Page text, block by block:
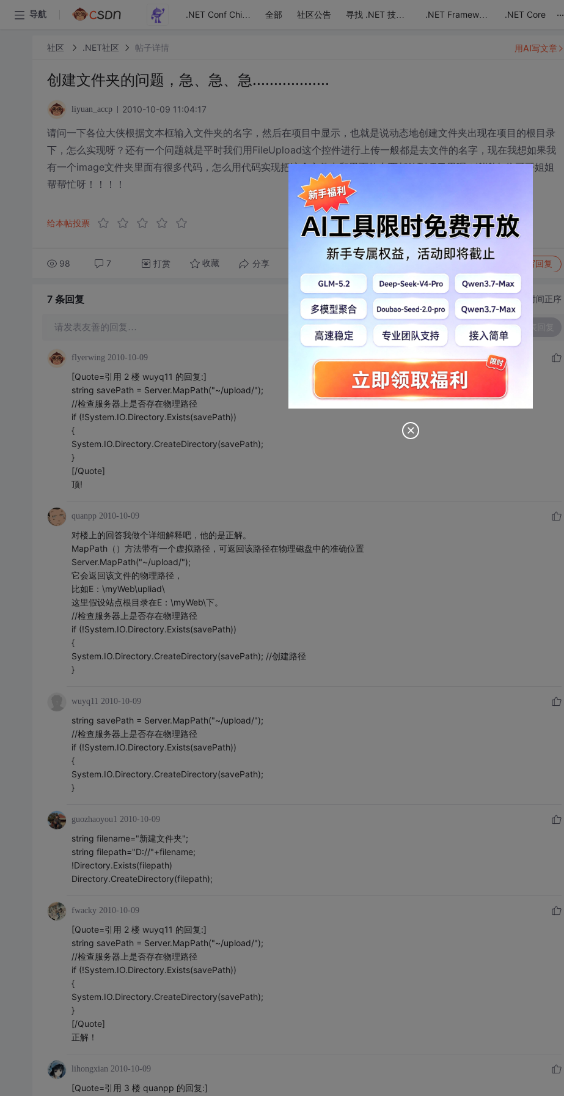
导航 .NET Conf China 全部 社区公告 寻找 .NET 技术达人 .NET Framework .NET Core ...
社区 .NET社区 帖子详情
创建文件夹的问题，急、急、急..................
liyuan_accp 2010-10-09 11:04:17
请问一下各位大侠根据文本框输入文件夹的名字，然后在项目中显示，也就是说动态地创建文件夹出现在项目的根目录
下，怎么实现呀？还有一个问题就是平时我们用FileUpload这个控件进行上传一般都是去文件的名字，现在我想如果我
有一个image文件夹里面有很多代码，怎么用代码实现把这个文件夹和里面的东西都放到项目里呢？谢谢各位哥哥姐姐
帮帮忙呀！！！！
给本帖投票
98 7 打赏 收藏 分享 转发到动态 举报 写回复
用AI写文章
7 条回复 切换为时间正序
请发表友善的回复… 发表回复
flyerwing 2010-10-09
[Quote=引用 2 楼 wuyq11 的回复:]
string savePath = Server.MapPath("~/upload/");
//检查服务器上是否存在物理路径
if (!System.IO.Directory.Exists(savePath))
{
System.IO.Directory.CreateDirectory(savePath);
}
[/Quote]
顶!
quanpp 2010-10-09
对楼上的回答我做个详细解释吧，他的是正解。
MapPath（）方法带有一个虚拟路径，可返回该路径在物理磁盘中的准确位置
Server.MapPath("~/upload/");
它会返回该文件的物理路径，
比如E：\myWeb\upliad\
这里假设站点根目录在E：\myWeb\下。
//检查服务器上是否存在物理路径
if (!System.IO.Directory.Exists(savePath))
{
System.IO.Directory.CreateDirectory(savePath); //创建路径
}
wuyq11 2010-10-09
string savePath = Server.MapPath("~/upload/");
//检查服务器上是否存在物理路径
if (!System.IO.Directory.Exists(savePath))
{
System.IO.Directory.CreateDirectory(savePath);
}
guozhaoyou1 2010-10-09
string filename="新建文件夹";
string filepath="D://"+filename;
!Directory.Exists(filepath)
Directory.CreateDirectory(filepath);
fwacky 2010-10-09
[Quote=引用 2 楼 wuyq11 的回复:]
string savePath = Server.MapPath("~/upload/");
//检查服务器上是否存在物理路径
if (!System.IO.Directory.Exists(savePath))
{
System.IO.Directory.CreateDirectory(savePath);
}
[/Quote]
正解！
lihongxian 2010-10-09
[Quote=引用 3 楼 quanpp 的回复:]